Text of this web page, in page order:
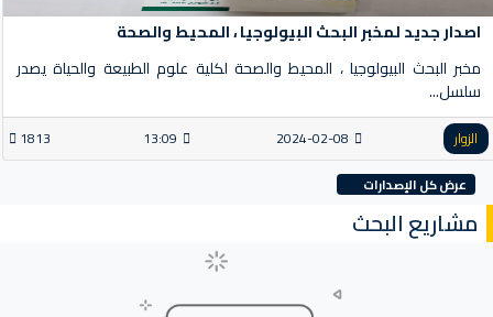
اصدار جديد لمخبر البحث البيولوجيا ، المحيط والصحة
مخبر البحث البيولوجيا ، المحيط والصحة لكلية علوم الطبيعة والحياة يصدر
سلسل...
الزوار 2024-02-08
13:09
1813
عرض كل الإصدارات
مشاريع البحث